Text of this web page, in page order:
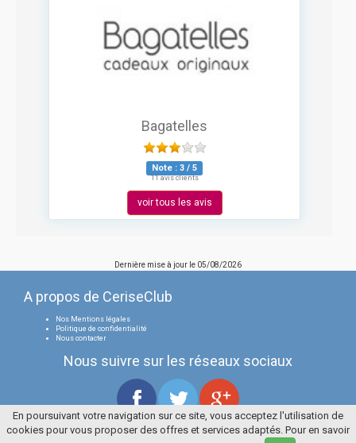
Bagatelles
Note : 3 / 5
11 avis clients
voir tous les avis
Dernière mise à jour le 05/08/2026
A propos de CeriseClub
Nos Mentions légales
Politique de confidentialité
Nous contacter
Nous suivre sur les réseaux sociaux
Tous droits réservés
En poursuivant votre navigation sur ce site, vous acceptez l'utilisation de
cookies pour vous proposer des offres et services adaptés. Pour en savoir